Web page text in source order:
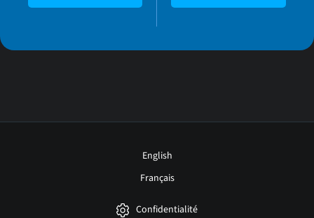
English
Français
Confidentialité